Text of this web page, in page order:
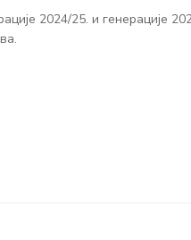
2024/25. и генерације